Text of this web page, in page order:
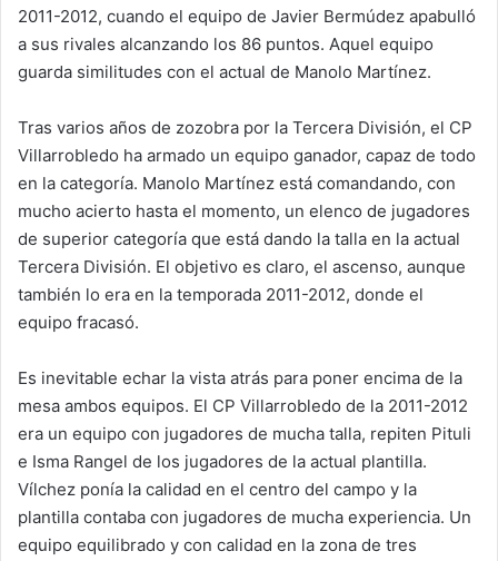
2011-2012, cuando el equipo de Javier Bermúdez apabulló
a sus rivales alcanzando los 86 puntos. Aquel equipo
guarda similitudes con el actual de Manolo Martínez.
Tras varios años de zozobra por la Tercera División, el CP
Villarrobledo ha armado un equipo ganador, capaz de todo
en la categoría. Manolo Martínez está comandando, con
mucho acierto hasta el momento, un elenco de jugadores
de superior categoría que está dando la talla en la actual
Tercera División. El objetivo es claro, el ascenso, aunque
también lo era en la temporada 2011-2012, donde el
equipo fracasó.
Es inevitable echar la vista atrás para poner encima de la
mesa ambos equipos. El CP Villarrobledo de la 2011-2012
era un equipo con jugadores de mucha talla, repiten Pituli
e Isma Rangel de los jugadores de la actual plantilla.
Vílchez ponía la calidad en el centro del campo y la
plantilla contaba con jugadores de mucha experiencia. Un
equipo equilibrado y con calidad en la zona de tres